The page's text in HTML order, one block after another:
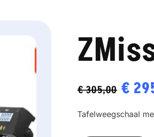
€305,00
prijs
€
Tafelweegschaal